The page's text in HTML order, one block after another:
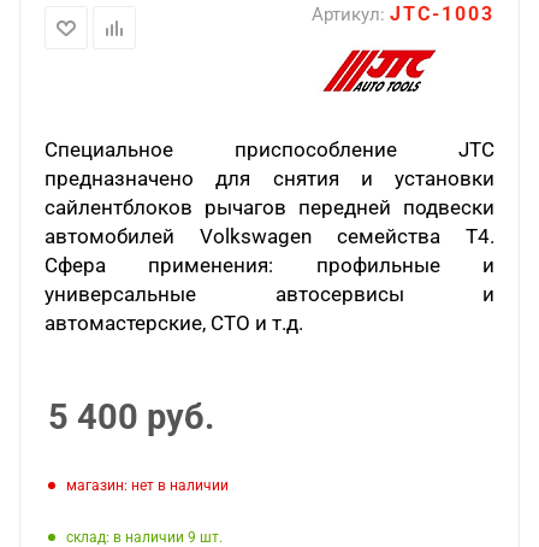
Артикул: JTC-1003
Специальное приспособление JTC
предназначено для снятия и установки
сайлентблоков рычагов передней подвески
автомобилей Volkswagen семейства T4.
Сфера применения: профильные и
универсальные автосервисы и
автомастерские, СТО и т.д.
5 400 руб.
Магазин: нет в наличии
Склад: в наличии 9